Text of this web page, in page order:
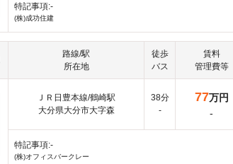
特記事項:-
(株)成功住建
路線/駅
所在地
徒歩
バス
賃料
管理費等
ＪＲ日豊本線/鶴崎駅
大分県大分市大字森
38分
-
77万円
-
特記事項:-
(株)オフィスバークレー